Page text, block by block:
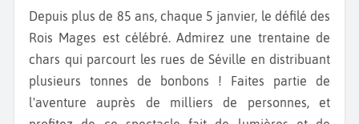
Depuis plus de 85 ans, chaque 5 janvier, le défilé des
Rois Mages est célébré. Admirez une trentaine de
chars qui parcourt les rues de Séville en distribuant
plusieurs tonnes de bonbons ! Faites partie de
l'aventure auprès de milliers de personnes, et